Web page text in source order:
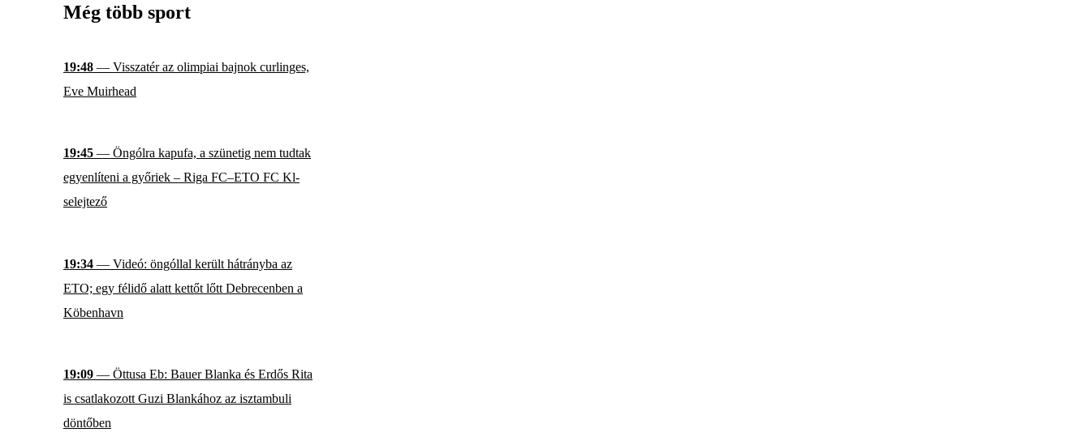
Még több sport
19:48 — Visszatér az olimpiai bajnok curlinges,
Eve Muirhead
19:45 — Öngólra kapufa, a szünetig nem tudtak
egyenlíteni a győriek – Riga FC–ETO FC Kl-
selejtező
19:34 — Videó: öngóllal került hátrányba az
ETO; egy félidő alatt kettőt lőtt Debrecenben a
Köbenhavn
19:09 — Öttusa Eb: Bauer Blanka és Erdős Rita
is csatlakozott Guzi Blankához az isztambuli
döntőben